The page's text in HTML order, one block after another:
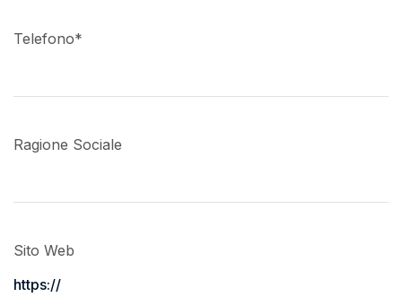
Telefono*
Ragione Sociale
Sito Web